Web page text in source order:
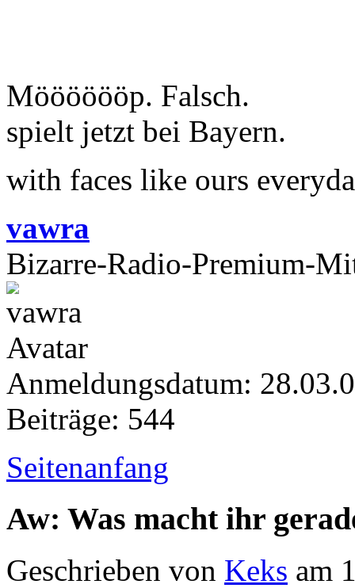
Mööööööp. Falsch.
spielt jetzt bei Bayern.
with faces like ours
vawra
Bizarre-Radio-Premium-
Anmeldungsdatum:
Beiträge: 544
Seitenanfang
Aw: Was macht ihr
Geschrieben von Keks am